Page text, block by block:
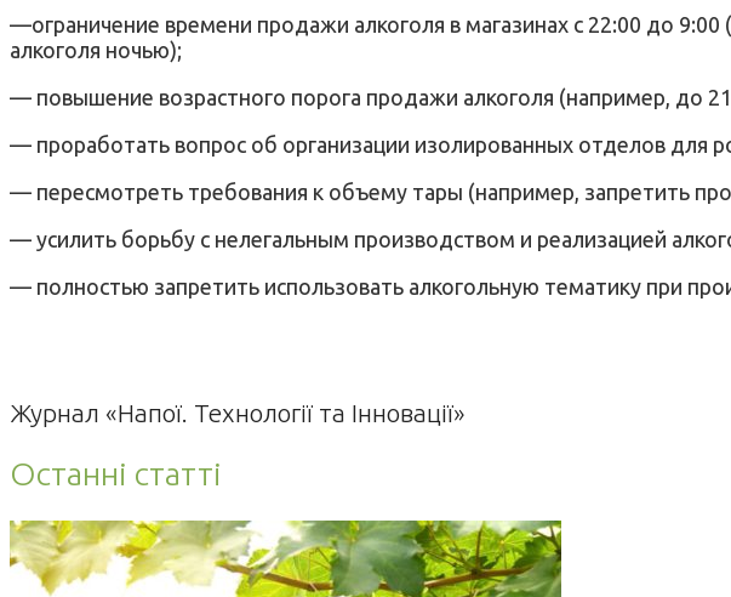
—ограничение времени продажи алкоголя в магазинах с 22:00 до
алкоголя ночью);
— повышение возрастного порога продажи алкоголя (например, до
— проработать вопрос об организации изолированных отделов для
— пересмотреть требования к объему тары (например, запретить
— усилить борьбу с нелегальным производством и реализацией
— полностью запретить использовать алкогольную тематику при
Журнал «Напої. Технології та Інновації»
Останні статті